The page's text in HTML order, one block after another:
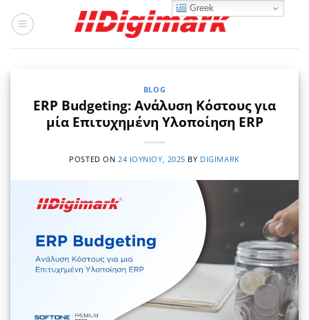
στο
BLOG
ERP Budgeting: Ανάλυση Κόστους για
μία Επιτυχημένη Υλοποίηση ΕRP
POSTED ON 24 ΙΟΥΝΊΟΥ, 2025 BY DIGIMARK
Greek